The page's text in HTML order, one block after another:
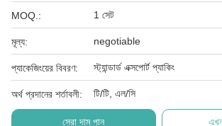
MOQ.: 1 সেট
মূল্য: negotiable
প্যাকেজিংয়ের বিবরণ: স্ট্যান্ডার্ড এক্সপোর্ট প্যাকিং
অর্থ প্রদানের শর্তাবলী: টি/টি, এল/সি
সেরা দাম পান